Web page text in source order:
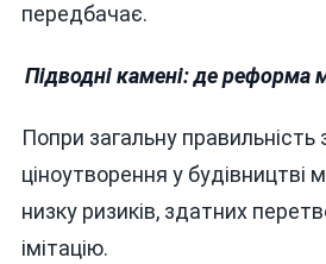
передбачає.
Підводні камені: де реформа
Попри загальну
ціноутворення у
низку ризиків, здатних
імітацію.